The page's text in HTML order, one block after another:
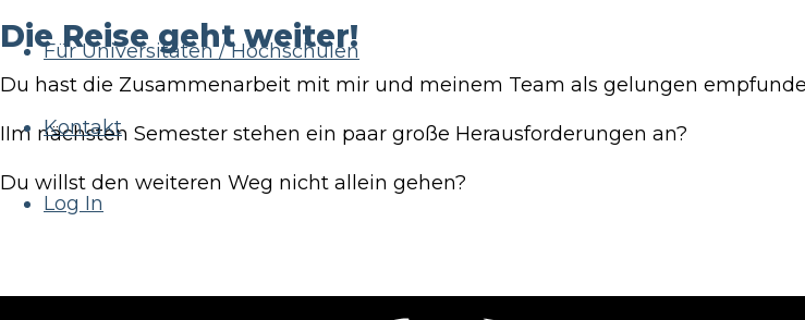
Für Universitäten / Hochschulen
Kontakt
Log In
Die Reise geht weiter!
Du hast die Zusammenarbeit mit mir und meinem Team als gelungen
IIm nächsten Semester stehen ein paar große Herausforderungen an?
Du willst den weiteren Weg nicht allein gehen?